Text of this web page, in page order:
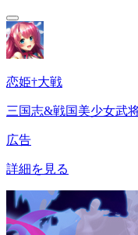
恋姫†大戦
三国志&戦国美少女武
広告
詳細を見る